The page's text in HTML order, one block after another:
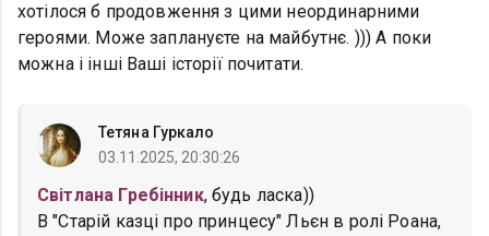
хотілося б продовження з цими неординарними
героями. Може заплануєте на майбутнє. ))) А поки
можна і інші Ваші історії почитати.
Тетяна Гуркало
03.11.2025, 20:30:26
Світлана Гребінник, будь ласка))
В "Старій казці про принцесу" Льєн в ролі Роана,